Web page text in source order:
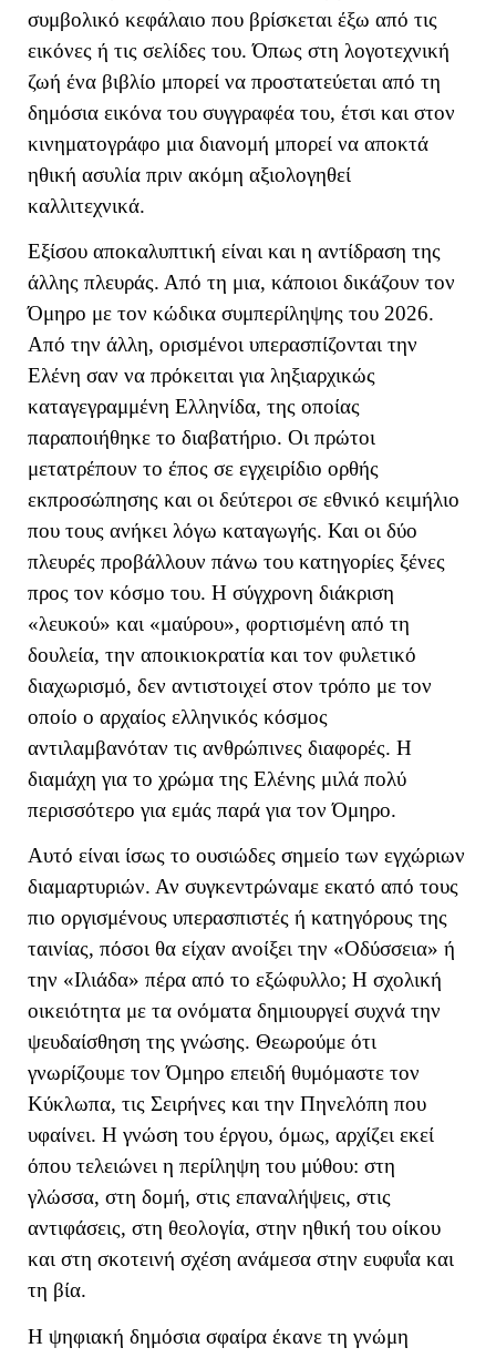
συμβολικό κεφάλαιο που βρίσκεται έξω από τις
εικόνες ή τις σελίδες του. Όπως στη λογοτεχνική
ζωή ένα βιβλίο μπορεί να προστατεύεται από τη
δημόσια εικόνα του συγγραφέα του, έτσι και στον
κινηματογράφο μια διανομή μπορεί να αποκτά
ηθική ασυλία πριν ακόμη αξιολογηθεί
καλλιτεχνικά.
Εξίσου αποκαλυπτική είναι και η αντίδραση της
άλλης πλευράς. Από τη μια, κάποιοι δικάζουν τον
Όμηρο με τον κώδικα συμπερίληψης του 2026.
Από την άλλη, ορισμένοι υπερασπίζονται την
Ελένη σαν να πρόκειται για ληξιαρχικώς
καταγεγραμμένη Ελληνίδα, της οποίας
παραποιήθηκε το διαβατήριο. Οι πρώτοι
μετατρέπουν το έπος σε εγχειρίδιο ορθής
εκπροσώπησης και οι δεύτεροι σε εθνικό κειμήλιο
που τους ανήκει λόγω καταγωγής. Και οι δύο
πλευρές προβάλλουν πάνω του κατηγορίες ξένες
προς τον κόσμο του. Η σύγχρονη διάκριση
«λευκού» και «μαύρου», φορτισμένη από τη
δουλεία, την αποικιοκρατία και τον φυλετικό
διαχωρισμό, δεν αντιστοιχεί στον τρόπο με τον
οποίο ο αρχαίος ελληνικός κόσμος
αντιλαμβανόταν τις ανθρώπινες διαφορές. Η
διαμάχη για το χρώμα της Ελένης μιλά πολύ
περισσότερο για εμάς παρά για τον Όμηρο.
Αυτό είναι ίσως το ουσιώδες σημείο των εγχώριων
διαμαρτυριών. Αν συγκεντρώναμε εκατό από τους
πιο οργισμένους υπερασπιστές ή κατηγόρους της
ταινίας, πόσοι θα είχαν ανοίξει την «Οδύσσεια» ή
την «Ιλιάδα» πέρα από το εξώφυλλο; Η σχολική
οικειότητα με τα ονόματα δημιουργεί συχνά την
ψευδαίσθηση της γνώσης. Θεωρούμε ότι
γνωρίζουμε τον Όμηρο επειδή θυμόμαστε τον
Κύκλωπα, τις Σειρήνες και την Πηνελόπη που
υφαίνει. Η γνώση του έργου, όμως, αρχίζει εκεί
όπου τελειώνει η περίληψη του μύθου: στη
γλώσσα, στη δομή, στις επαναλήψεις, στις
αντιφάσεις, στη θεολογία, στην ηθική του οίκου
και στη σκοτεινή σχέση ανάμεσα στην ευφυΐα και
τη βία.
Η ψηφιακή δημόσια σφαίρα έκανε τη γνώμη